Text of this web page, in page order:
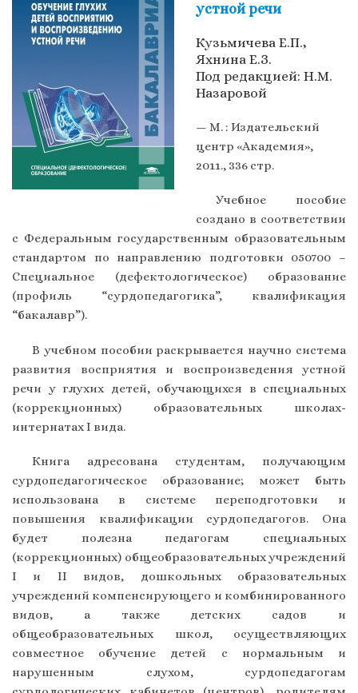
устной речи
Кузьмичева Е.П.,
Яхнина Е.З.
Под редакцией: Н.М.
Назаровой
— М. : Издательский
центр «Академия»,
2011., 336 стр.
Учебное пособие
создано в соответствии
с Федеральным государственным образовательным
стандартом по направлению подготовки 050700 –
Специальное (дефектологическое) образование
(профиль “сурдопедагогика”, квалификация
“бакалавр”).
В учебном пособии раскрывается научно система
развития восприятия и воспроизведения устной
речи у глухих детей, обучающихся в специальных
(коррекционных) образовательных школах-
интернатах I вида.
Книга адресована студентам, получающим
сурдопедагогическое образование; может быть
использована в системе переподготовки и
повышения квалификации сурдопедагогов. Она
будет полезна педагогам специальных
(коррекционных) общеобразовательных учреждений
I и II видов, дошкольных образовательных
учреждений компенсирующего и комбинированного
видов, а также детских садов и
общеобразовательных школ, осуществляющих
совместное обучение детей с нормальным и
нарушенным слухом, сурдопедагогам